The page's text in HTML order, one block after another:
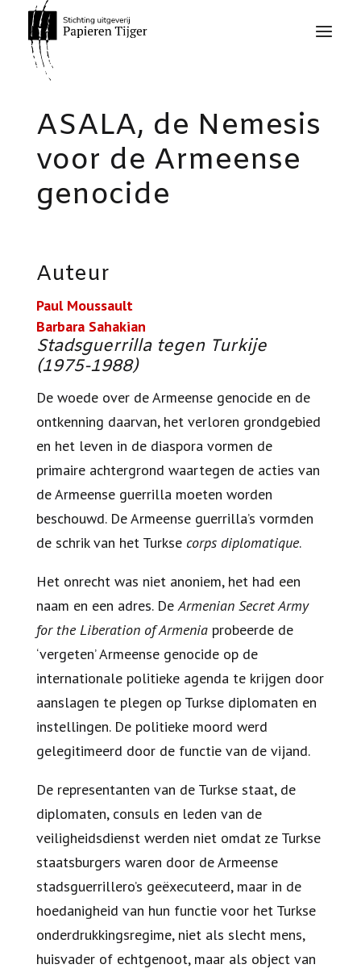
ASALA, de Nemesis
voor de Armeense
genocide
Auteur
Paul Moussault
Barbara Sahakian
Stadsguerrilla tegen Turkije
(1975-1988)
De woede over de Armeense genocide en de
ontkenning daarvan, het verloren grondgebied
en het leven in de diaspora vormen de
primaire achtergrond waartegen de acties van
de Armeense guerrilla moeten worden
beschouwd. De Armeense guerrilla’s vormden
de schrik van het Turkse corps diplomatique.
Het onrecht was niet anoniem, het had een
naam en een adres. DeArmenian Secret Army
for the Liberation of Armeniaprobeerde de
‘vergeten’ Armeense genocide op de
internationale politieke agenda te krijgen door
aanslagen te plegen op Turkse diplomaten en
instellingen. De politieke moord werd
gelegitimeerd door de functie van de vijand.
De representanten van de Turkse staat, de
diplomaten, consuls en leden van de
veiligheidsdienst werden niet omdat ze Turkse
staatsburgers waren door de Armeense
stadsguerrillero’s geëxecuteerd, maar in de
hoedanigheid van hun functie voor het Turkse
onderdrukkingsregime, niet als slecht mens,
huisvader of echtgenoot, maar als object van